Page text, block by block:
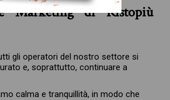
Marketing di Ristopiù
gli operatori del nostro settore si
e, soprattutto, continuare a
calma e tranquillità, in modo che